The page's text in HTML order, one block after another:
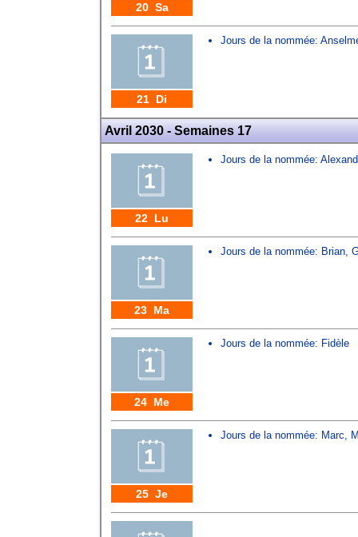
20 Sa
21 Di
Jours de la nommée:
Avril 2030 - Semaines 17
22 Lu
Jours de la nommée:
23 Ma
Jours de la nommée: Brian,
24 Me
Jours de la nommée: Fidèle
25 Je
Jours de la nommée: Marc,